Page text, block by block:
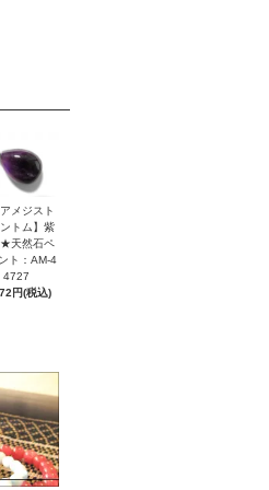
メジスト
トム】紫
天然石ペ
ト：AM-4
4727
円(税込)